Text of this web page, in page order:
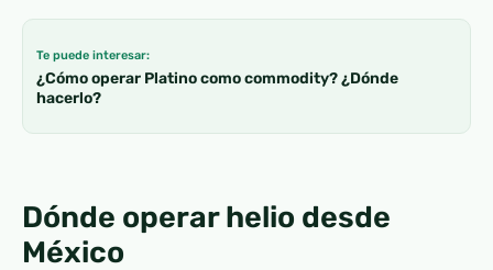
Te puede interesar:
¿Cómo operar Platino como commodity? ¿Dónde
hacerlo?
Dónde operar helio desde
México